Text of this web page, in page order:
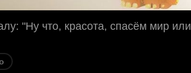
"Ну что, красота, спасём мир или